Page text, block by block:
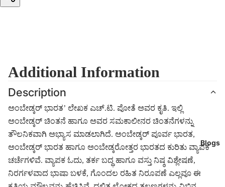
Blogs
ನಿರೂಪಣೆ ಎಲ್ಲವೂ ಈ ಕೃತಿಯ ಮೌಲ್ಯವನ್ನು ಹೆಚ್ಚಿಸಿವೆ. ದಲಿತ ಲೋಕದ
Additional Information
Description
ಅಂಬೇಡ್ಕರ್ ಭಾರತ’ ಲೇಖಕ ಎಚ್.ಟಿ. ಪೋತೆ ಅವರ ಕೃತಿ. ಇಲ್ಲಿ
ಅಂಬೇಡ್ಕರ್ ಚಿಂತನೆ ಹಾಗೂ ಅವರ ಸಮಕಾಲೀನರ ಚಿಂತನೆಗಳನ್ನು
ತೌಲನಿಕವಾಗಿ ಅಭ್ಯಾಸ ಮಾಡಲಾಗಿದೆ. ಅಂಬೇಡ್ಕರ್ ಪೂರ್ವ ಭಾರತ,
ಅಂಬೇಡ್ಕರ್ ಭಾರತ ಹಾಗೂ ಅಂಬೇಡ್ಕರೋತ್ತರ ಭಾರತದ ಕುರಿತು ವ್ಯಾಪಕ
ಚರ್ಚೆಗಳಿವೆ. ವ್ಯಾಪಕ ಓದು, ತರ್ಕ ಬದ್ಧ ಹಾಗೂ ವಸ್ತು ನಿಷ್ಠ ವಿಶ್ಲೇಷಣೆ,
ನಿರರ್ಗಳವಾದ ಭಾಷಾ ಬಳಕೆ, ಗೊಂದಲ ರಹಿತ ನಿರೂಪಣೆ ಎಲ್ಲವೂ ಈ